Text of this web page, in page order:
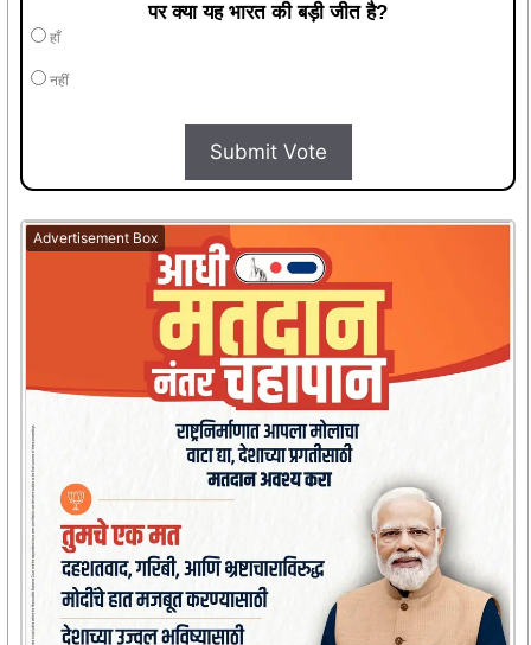
पर क्या यह भारत की बड़ी जीत है?
हाँ
नहीं
Submit Vote
Advertisement Box